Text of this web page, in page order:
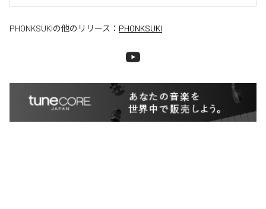
PHONKSUKIの他のリリース： PHONKSUKI